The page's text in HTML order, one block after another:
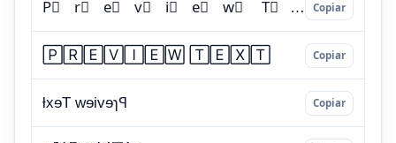
Copiar
Copiar
Copiar